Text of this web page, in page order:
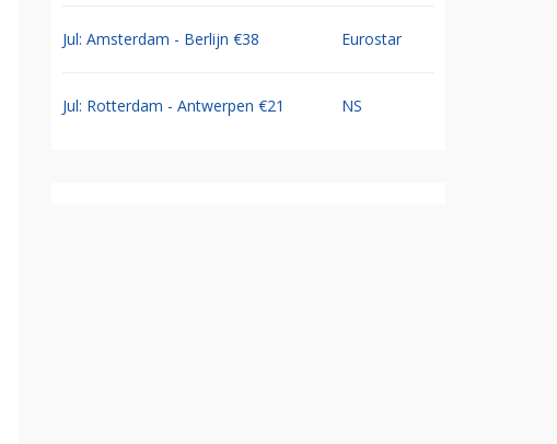
Jul: Amsterdam - Berlijn €38 Eurostar
Jul: Rotterdam - Antwerpen €21 NS